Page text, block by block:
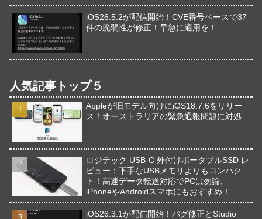
iOS26.5.2が配信開始！CVE番号ベースで37
件の脆弱性が修正！早急に適用を！
人気記事トップ５
Appleが旧モデル向けにiOS18.7.6をリリー
ス！オーストラリアの緊急通報問題に対処
ロジテック USB-C 外付けポータブルSSD レ
ビュー：下手なUSBメモリよりもコンパク
ト！高速データ転送対応でPCは勿論、
iPhoneやAndroidスマホにもおすすめ！
iOS26.3.1が配信開始！バグ修正とStudio